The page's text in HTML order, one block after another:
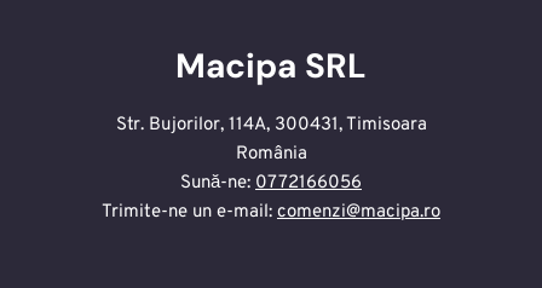
Macipa SRL
Str. Bujorilor, 114A, 300431, Timisoara
România
Sună-ne: 0772166056
Trimite-ne un e-mail: comenzi@macipa.ro